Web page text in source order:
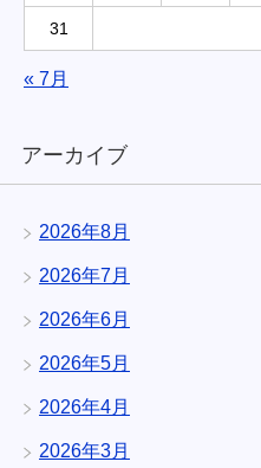
31
« 7月
アーカイブ
2026年8月
2026年7月
2026年6月
2026年5月
2026年4月
2026年3月